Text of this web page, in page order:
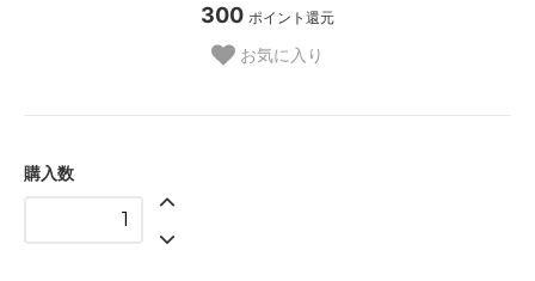
300 ポイント還元
お気に入り
購入数